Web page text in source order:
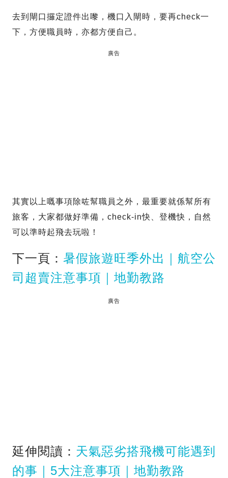
去到閘口攞定證件出嚟，機口入閘時，要再check一
下，方便職員時，亦都方便自己。
廣告
其實以上嘅事項除咗幫職員之外，最重要就係幫所有
旅客，大家都做好準備，check-in快、登機快，自然
可以準時起飛去玩啦！
下一頁： 暑假旅遊旺季外出｜航空公
司超賣注意事項｜地勤教路
廣告
延伸閱讀： 天氣惡劣搭飛機可能遇到
的事｜5大注意事項｜地勤教路